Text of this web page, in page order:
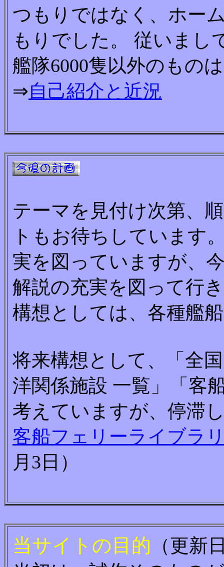
つもりではなく、ホー
もりでした。 従いまし
艦隊6000隻以外のもの
⇒自己紹介と近況
テーマを見付け次第、
トもお待ちしています
実を図っていますが、
解説の充実を図って行
構想としては、各種艦
将来構想として、「全
洋関係施設 一覧」「客
考えていますが、停滞
客船フェリーライブラ
月3日）
当サイトの目的 （更新